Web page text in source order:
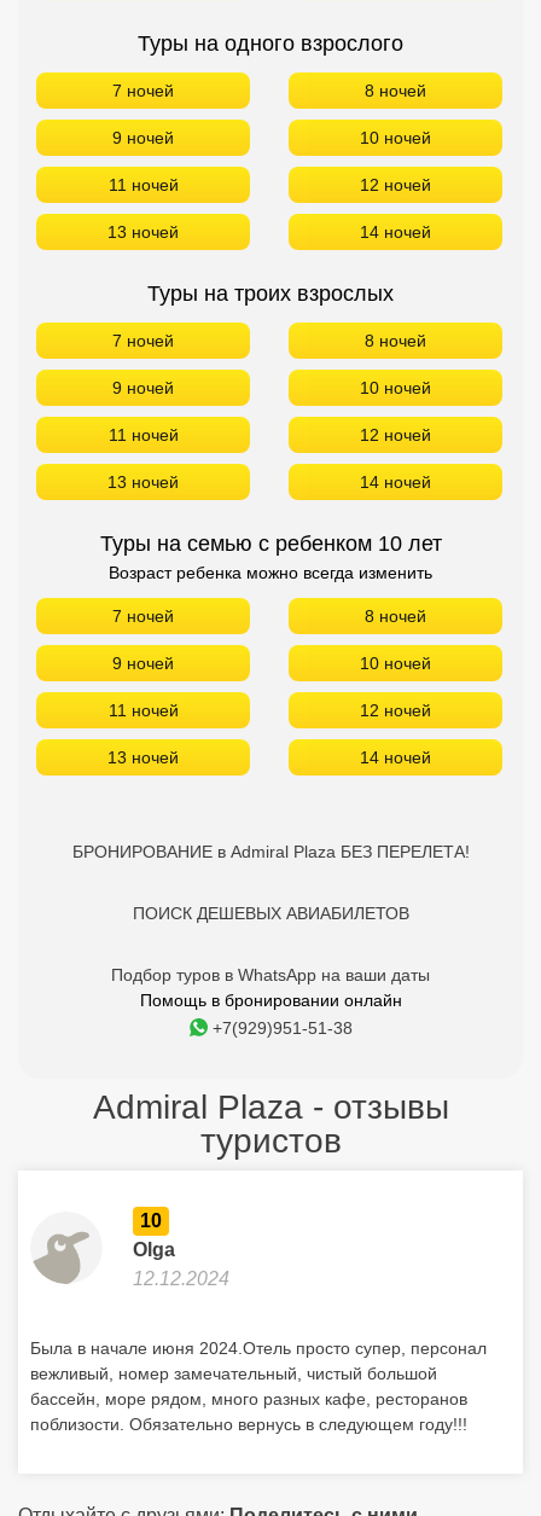
Туры на одного взрослого
7 ночей 8 ночей
9 ночей 10 ночей
11 ночей 12 ночей
13 ночей 14 ночей
Туры на троих взрослых
7 ночей 8 ночей
9 ночей 10 ночей
11 ночей 12 ночей
13 ночей 14 ночей
Туры на семью с ребенком 10 лет
Возраст ребенка можно всегда изменить
7 ночей 8 ночей
9 ночей 10 ночей
11 ночей 12 ночей
13 ночей 14 ночей
БРОНИРОВАНИЕ в Admiral Plaza БЕЗ ПЕРЕЛЕТА!
ПОИСК ДЕШЕВЫХ АВИАБИЛЕТОВ
Подбор туров в WhatsApp на ваши даты
Помощь в бронировании онлайн
+7(929)951-51-38
Admiral Plaza - отзывы
туристов
10
Olga
12.12.2024
Была в начале июня 2024.Отель просто супер, персонал
вежливый, номер замечательный, чистый большой
бассейн, море рядом, много разных кафе, ресторанов
поблизости. Обязательно вернусь в следующем году!!!